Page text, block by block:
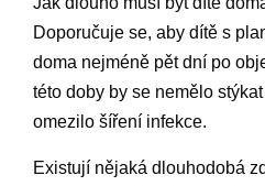
Doporučuje se, aby dítě s
doma nejméně pět dní po
této doby by se nemělo
omezilo šíření infekce.
Existují nějaká dlouhodobá